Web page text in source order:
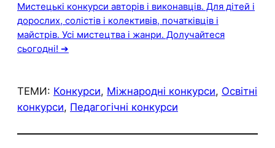
Мистецькі конкурси авторів і виконавців. Для дітей і
дорослих, солістів і колективів, початківців і
майстрів. Усі мистецтва і жанри. Долучайтеся
сьогодні! ➔
ТЕМИ: Конкурси, Міжнародні конкурси, Освітні
конкурси, Педагогічні конкурси